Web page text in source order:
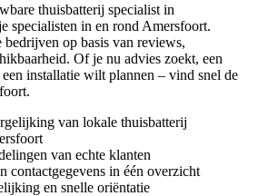
thuisbatterij specialist in
specialisten in en rond Amersfoort.
op basis van reviews,
Of je nu advies zoekt, een
installatie wilt plannen – vind snel de
.
van lokale thuisbatterij
van echte klanten
contactgegevens in één overzicht
en snelle oriëntatie